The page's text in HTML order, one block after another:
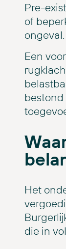
Pre-
of
Een
bestond
Het
die in